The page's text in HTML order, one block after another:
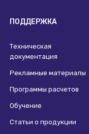
ПОДДЕРЖКА
Техническая
документация
Рекламные материалы
Программы расчетов
Обучение
Статьи о продукции